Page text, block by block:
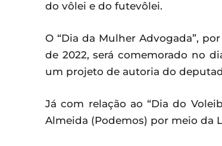
do vôlei e do futevôlei.
O “Dia da Mulher Advogada”,
de 2022, será comemorado no
um projeto de autoria do
Já com relação ao “Dia do
Almeida (Podemos) por meio da